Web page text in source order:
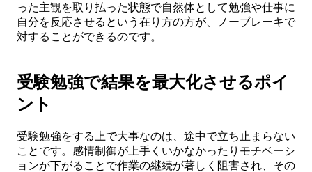
った主観を取り払った状態で自然体として勉強や仕事に
自分を反応させるという在り方の方が、ノーブレーキで
対することができるのです。
受験勉強で結果を最大化させるポイ
ント
受験勉強をする上で大事なのは、途中で立ち止まらない
ことです。感情制御が上手くいかなかったりモチベーシ
ョンが下がることで作業の継続が著しく阻害され、その